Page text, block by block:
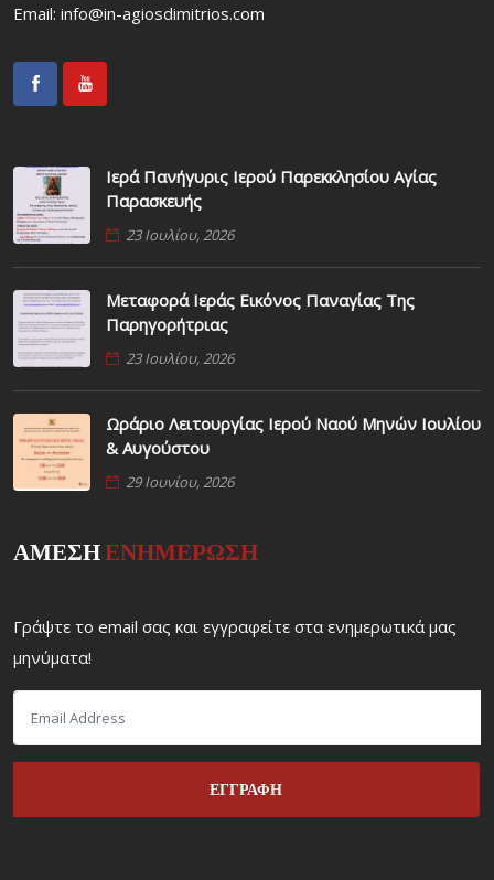
Email: info@in-agiosdimitrios.com
Ιερά Πανήγυρις Ιερού Παρεκκλησίου Αγίας
Παρασκευής
23 Ιουλίου, 2026
Μεταφορά Ιεράς Εικόνος Παναγίας Της
Παρηγορήτριας
23 Ιουλίου, 2026
Ωράριο Λειτουργίας Ιερού Ναού Μηνών Ιουλίου
& Αυγούστου
29 Ιουνίου, 2026
ΑΜΕΣΗΕΝΗΜΕΡΩΣΗ
Γράψτε το email σας και εγγραφείτε στα ενημερωτικά μας
μηνύματα!